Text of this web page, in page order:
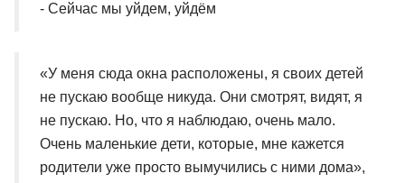
- Сейчас мы уйдем, уйдём
«У меня сюда окна расположены, я своих детей
не пускаю вообще никуда. Они смотрят, видят, я
не пускаю. Но, что я наблюдаю, очень мало.
Очень маленькие дети, которые, мне кажется
родители уже просто вымучились с ними дома»,